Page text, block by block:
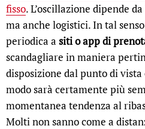
fisso. L’oscillazione dipende
ma anche logistici. In tal
periodica a siti o app di
scandagliare in maniera
disposizione dal punto di
modo sarà certamente più
momentanea tendenza al
Molti non sanno come a